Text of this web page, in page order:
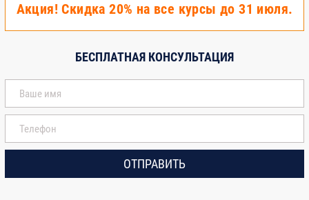
Акция! Скидка 20% на все курсы до 31 июля.
БЕСПЛАТНАЯ КОНСУЛЬТАЦИЯ
ОТПРАВИТЬ